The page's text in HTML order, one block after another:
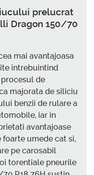
prelucrat
Dragon 150/70
mai avantajoasa
intrebuintind
de
majorata de siliciu
benzii de rulare a
iar in
avantajoase
umede cat si,
pe carosabil
torentiale pneurile